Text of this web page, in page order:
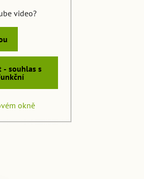
video?
- souhlas s
okně